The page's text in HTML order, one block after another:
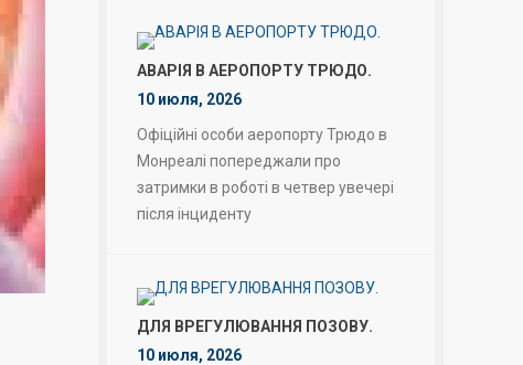
АВАРІЯ В АЕРОПОРТУ ТРЮДО.
10 июля, 2026
Офіційні особи аеропорту Трюдо в
Монреалі попереджали про
затримки в роботі в четвер увечері
після інциденту
ДЛЯ ВРЕГУЛЮВАННЯ ПОЗОВУ.
10 июля, 2026